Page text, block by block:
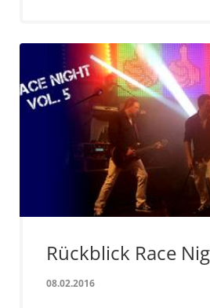
Rückblick Race
08.02.2016